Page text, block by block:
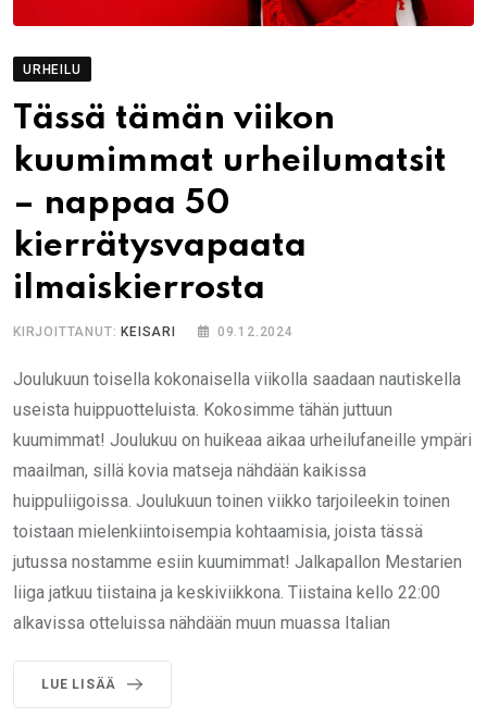
URHEILU
Tässä tämän viikon
kuumimmat urheilumatsit
– nappaa 50
kierrätysvapaata
ilmaiskierrosta
KIRJOITTANUT:KEISARI 09.12.2024
Joulukuun toisella kokonaisella viikolla saadaan nautiskella
useista huippuotteluista. Kokosimme tähän juttuun
kuumimmat! Joulukuu on huikeaa aikaa urheilufaneille ympäri
maailman, sillä kovia matseja nähdään kaikissa
huippuliigoissa. Joulukuun toinen viikko tarjoileekin toinen
toistaan mielenkiintoisempia kohtaamisia, joista tässä
jutussa nostamme esiin kuumimmat! Jalkapallon Mestarien
liiga jatkuu tiistaina ja keskiviikkona. Tiistaina kello 22:00
alkavissa otteluissa nähdään muun muassa Italian
LUE LISÄÄ